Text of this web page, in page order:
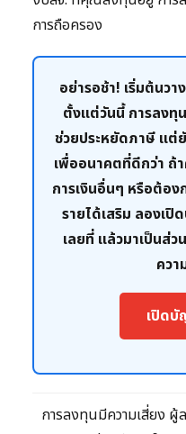
การถือครอง
อย่ารอช้า! เริ่มต้น
ตั้งแต่วันนี้ การลงทุน
ช่วยประหยัดภาษี แต่
เพื่ออนาคตที่ดีกว่า ถ้
การเงินอื่นๆ หรือต้อง
รายได้เสริม ลองเ
เลยที่ แล้วมาเป็นส่
ควา
เปิดบั
การลงทุนมีความเสี่ยง